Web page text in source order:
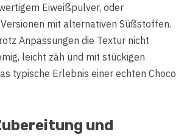
Eiweißpulver, oder
mit alternativen Süßstoffen.
Anpassungen die Textur nicht
leicht zäh und mit stückigen
typische Erlebnis einer echten Choco
und